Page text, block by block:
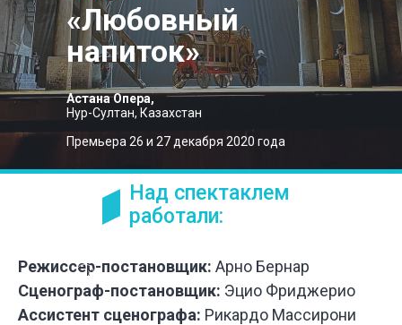
«Любовный
напиток»
Астана Опера,
Нур-Султан, Казахстан
Премьера 26 и 27 декабря 2020 года
Над спектаклем
работали:
Режиссер-постановщик: Арно Бернар
Сценограф-постановщик: Эцио Фриджерио
Ассистент сценографа: Рикардо Массирони